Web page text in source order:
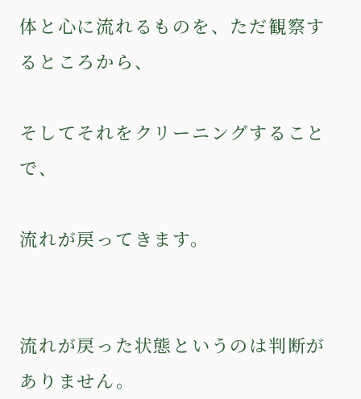
体と心に流れるものを、ただ観察す
るところから、
そしてそれをクリーニングすること
で、
流れが戻ってきます。
流れが戻った状態というのは判断が
ありません。